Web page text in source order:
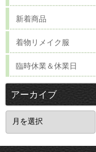
新着商品
着物リメイク服
臨時休業＆休業日
アーカイブ
ー